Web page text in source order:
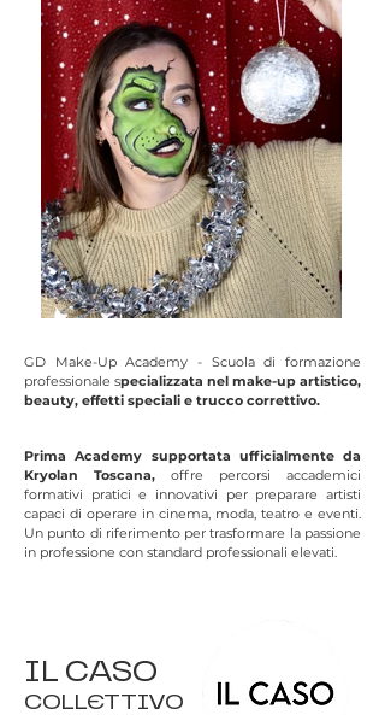
GD Make-Up Academy - Scuola di formazione
professionale specializzata nel make-up artistico,
beauty, effetti speciali e trucco correttivo.
Prima Academy supportata ufficialmente da
Kryolan Toscana, offre percorsi accademici
formativi pratici e innovativi per preparare artisti
capaci di operare in cinema, moda, teatro e eventi.
Un punto di riferimento per trasformare la passione
in professione con standard professionali elevati.
IL CASO
COLLETTIVO